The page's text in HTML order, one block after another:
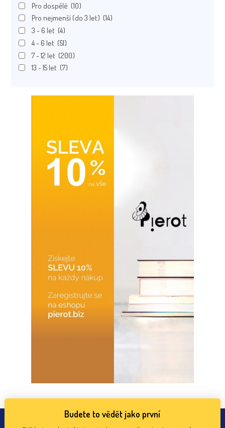
Pro dospělé (10)
Pro nejmenší (do 3 let) (14)
3 - 6 let (4)
4 - 6 let (51)
7 - 12 let (200)
13 - 15 let (7)
Budete to vědět jako první